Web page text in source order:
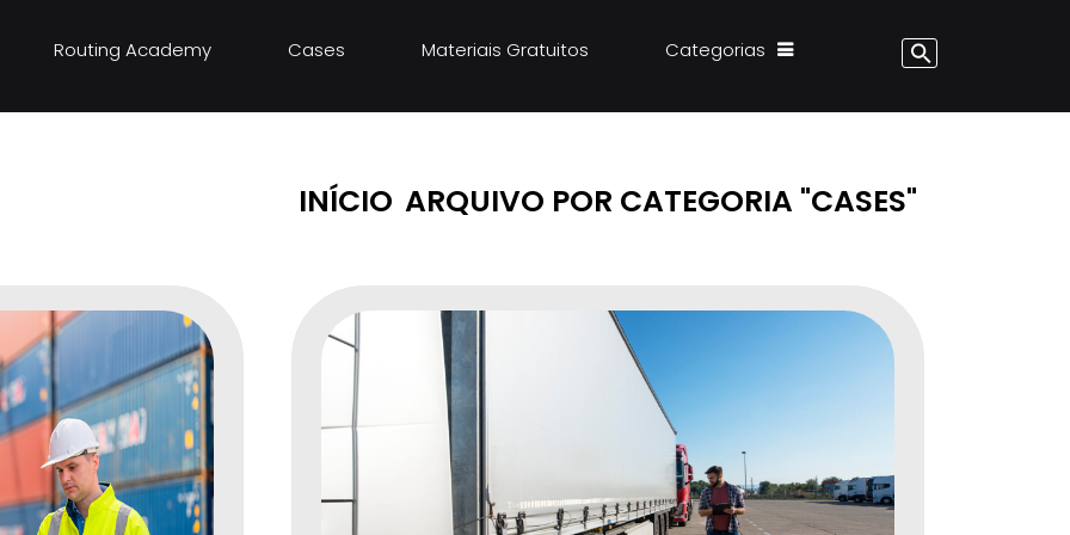
Routing Academy Cases Materiais Gratuitos Categorias
INÍCIO ARQUIVO POR CATEGORIA "CASES"